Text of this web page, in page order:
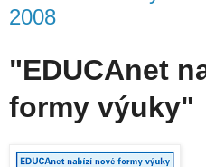
2008
"EDUCAnet
formy výuky"